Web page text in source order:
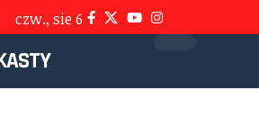
czw., sie 6